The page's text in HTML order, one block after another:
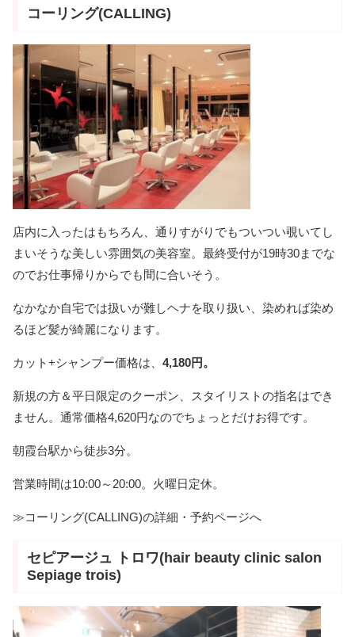
コーリング(CALLING)
店内に入ったはもちろん、通りすがりでもついつい覗いてし
まいそうな美しい雰囲気の美容室。最終受付が19時30までな
のでお仕事帰りからでも間に合いそう。
なかなか自宅では扱いが難しヘナを取り扱い、染めれば染め
るほど髪が綺麗になります。
カット+シャンプー価格は、 4,180円。
新規の方＆平日限定のクーポン、スタイリストの指名はでき
ません。通常価格4,620円なのでちょっとだけお得です。
朝霞台駅から徒歩3分。
営業時間は10:00～20:00。火曜日定休。
≫コーリング(CALLING)の詳細・予約ページへ
セピアージュ トロワ(hair beauty clinic salon
Sepiage trois)